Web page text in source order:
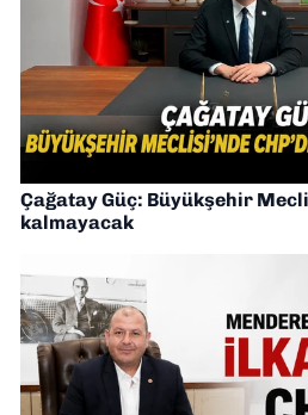
Çağatay Güç: Büyükşehir
kalmayacak